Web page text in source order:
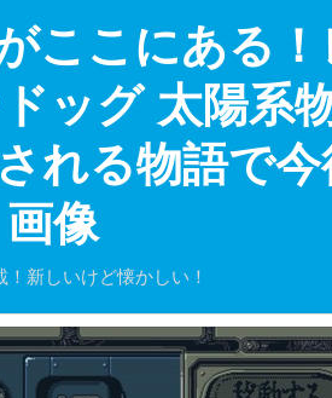
ここにある
ッグ 太陽系
れる物語で
像
新しいけど懐かしい！